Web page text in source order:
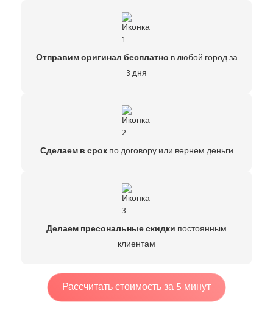
Отправим оригинал бесплатно в любой город за
3 дня
Сделаем в срокпо договору или вернем деньги
Делаем пресональные скидки постоянным
клиентам
Рассчитать стоимость за 5 минут